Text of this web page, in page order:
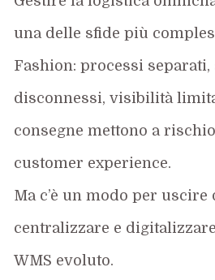
una delle sfide più
Fashion: processi separati,
disconnessi, visibilità
consegne mettono a
customer experience.
Ma c’è un modo per uscire
centralizzare e
WMS evoluto.